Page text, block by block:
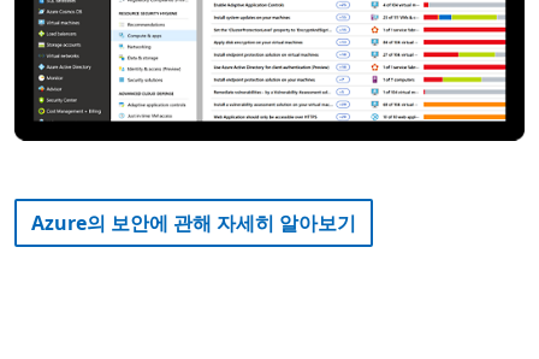
Azure의 보안에 관해 자세히 알아보기